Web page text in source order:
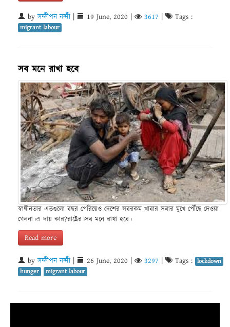
byসন্দীপন নন্দী 19 June, 2020 3617 Tags :
migrant labour
সব মনে রাখা হবে
স্বাধীনতার এতগুলো বছর পেরিয়েও দেশের সবরকম খাবার সবার মুখে পৌঁছে দেওয়া
গেলনা।এ দায় কার?রাষ্ট্রের।সব মনে রাখা হবে।
Read more
byসন্দীপন নন্দী 26 June, 2020 3297 Tags : lockdown
hunger
migrant labour